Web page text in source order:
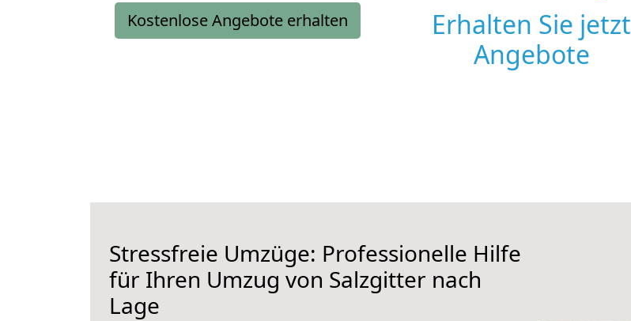
Kostenlose Angebote erhalten
Erhalten Sie jetzt
Angebote
Stressfreie Umzüge: Professionelle Hilfe
für Ihren Umzug von Salzgitter nach
Lage